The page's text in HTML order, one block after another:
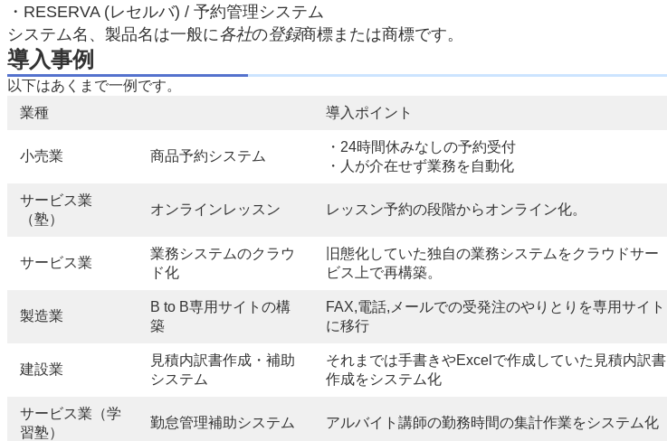
・RESERVA (レセルバ) / 予約管理システム
システム名、製品名は一般に各社の登録商標または商標です。
導入事例
以下はあくまで一例です。
業種
導入ポイント
小売業 商品予約システム
・24時間休みなしの予約受付
・人が介在せず業務を自動化
サービス業
（塾）
オンラインレッスン レッスン予約の段階からオンライン化。
サービス業
業務システムのクラウ
ド化
旧態化していた独自の業務システムをクラウドサー
ビス上で再構築。
製造業
B to B専用サイトの構
築
FAX,電話,メールでの受発注のやりとりを専用サイト
に移行
建設業
見積内訳書作成・補助
システム
それまでは手書きやExcelで作成していた見積内訳書
作成をシステム化
サービス業（学
習塾）
勤怠管理補助システム アルバイト講師の勤務時間の集計作業をシステム化